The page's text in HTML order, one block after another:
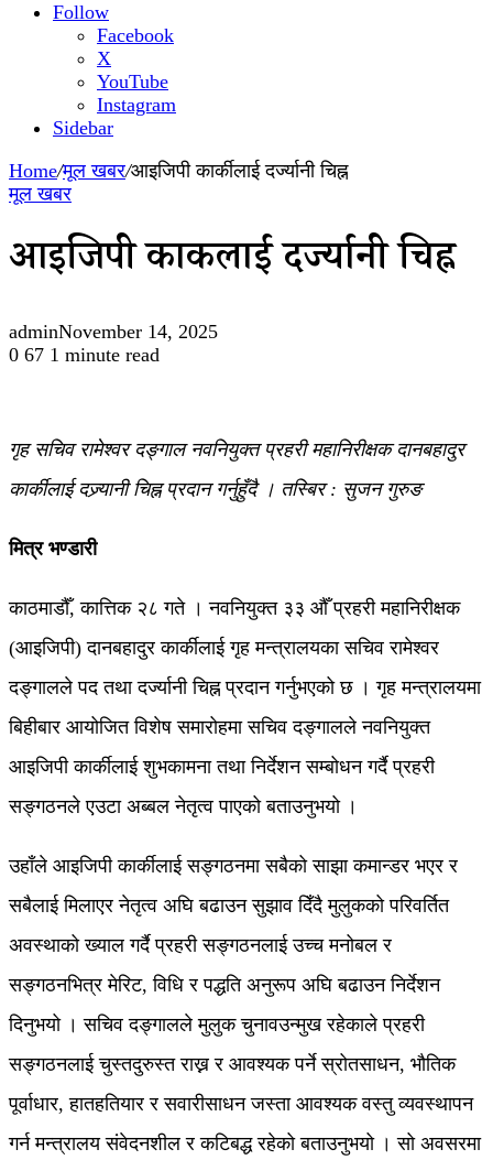
Follow
Facebook
X
YouTube
Instagram
Sidebar
Home/मूल खबर/आइजिपी कार्कीलाई दर्ज्यानी चिह्न
मूल खबर
आइजिपी कार्कीलाई दर्ज्यानी चिह्न
adminNovember 14, 2025
0 67 1 minute read
गृह सचिव रामेश्वर दङ्गाल नवनियुक्त प्रहरी महानिरीक्षक दानबहादुर
कार्कीलाई दज्र्यानी चिह्न प्रदान गर्नुहुँदै । तस्बिर : सुजन गुरुङ
मित्र भण्डारी
काठमाडौँ, कात्तिक २८ गते । नवनियुक्त ३३ औँ प्रहरी महानिरीक्षक
(आइजिपी) दानबहादुर कार्कीलाई गृह मन्त्रालयका सचिव रामेश्वर
दङ्गालले पद तथा दर्ज्यानी चिह्न प्रदान गर्नुभएको छ । गृह मन्त्रालयमा
बिहीबार आयोजित विशेष समारोहमा सचिव दङ्गालले नवनियुक्त
आइजिपी कार्कीलाई शुभकामना तथा निर्देशन सम्बोधन गर्दै प्रहरी
सङ्गठनले एउटा अब्बल नेतृत्व पाएको बताउनुभयो ।
उहाँले आइजिपी कार्कीलाई सङ्गठनमा सबैको साझा कमान्डर भएर र
सबैलाई मिलाएर नेतृत्व अघि बढाउन सुझाव दिँदै मुलुकको परिवर्तित
अवस्थाको ख्याल गर्दै प्रहरी सङ्गठनलाई उच्च मनोबल र
सङ्गठनभित्र मेरिट, विधि र पद्धति अनुरूप अघि बढाउन निर्देशन
दिनुभयो । सचिव दङ्गालले मुलुक चुनावउन्मुख रहेकाले प्रहरी
सङ्गठनलाई चुस्तदुरुस्त राख्न र आवश्यक पर्ने स्रोतसाधन, भौतिक
पूर्वाधार, हातहतियार र सवारीसाधन जस्ता आवश्यक वस्तु व्यवस्थापन
गर्न मन्त्रालय संवेदनशील र कटिबद्ध रहेको बताउनुभयो । सो अवसरमा